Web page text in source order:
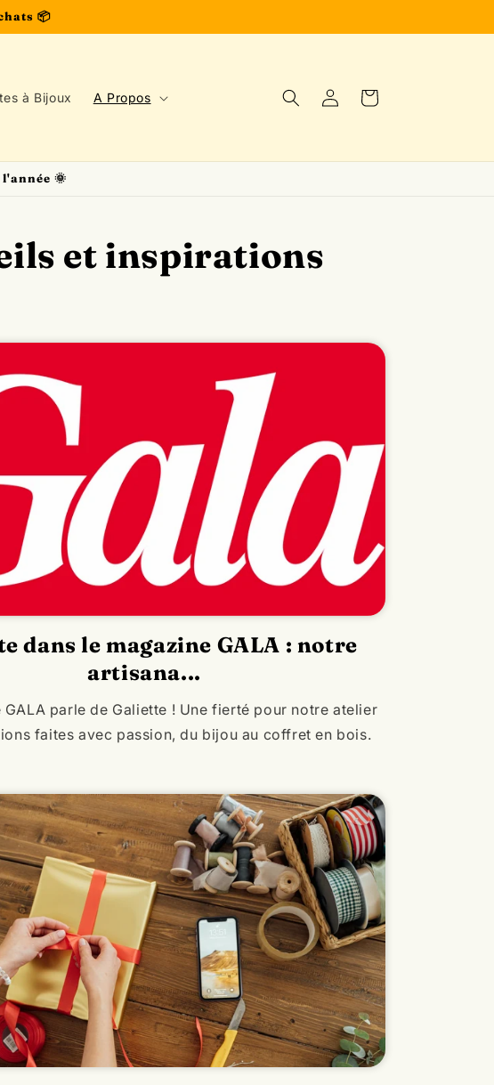
📦
à Bijoux A Propos ConnexionPanier
🌞
et inspirations
dans le magazine GALA : notre
artisana...
GALA parle de Galiette ! Une fierté pour notre atelier
faites avec passion, du bijou au coffret en bois.